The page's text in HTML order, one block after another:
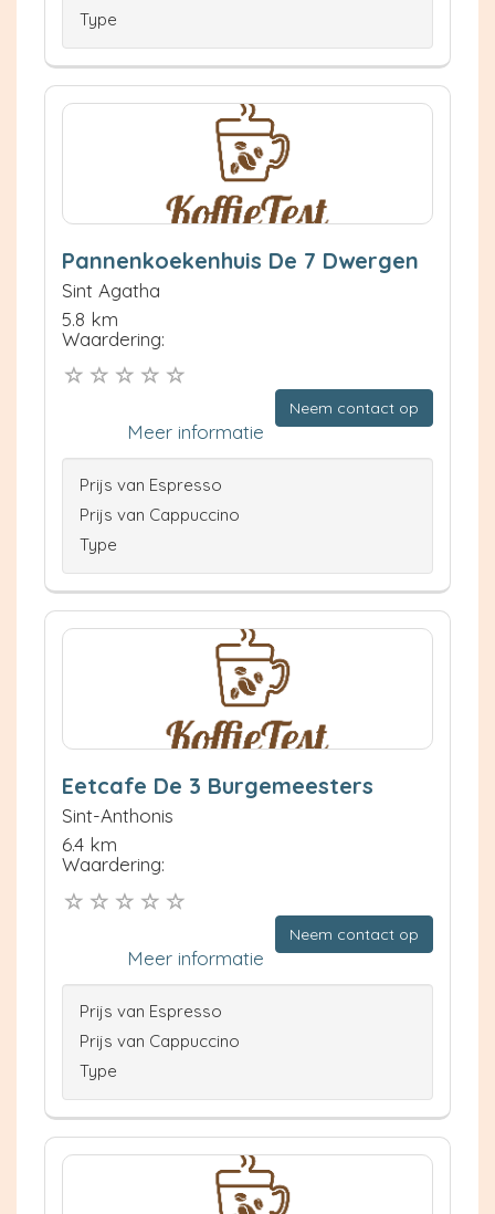
Type
Pannenkoekenhuis De 7 Dwergen
Sint Agatha
5.8 km
Waardering:
Neem contact op
Meer informatie
Prijs van Espresso
Prijs van Cappuccino
Type
Eetcafe De 3 Burgemeesters
Sint-Anthonis
6.4 km
Waardering:
Neem contact op
Meer informatie
Prijs van Espresso
Prijs van Cappuccino
Type